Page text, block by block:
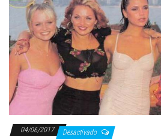
04/06/2017 Desactivado